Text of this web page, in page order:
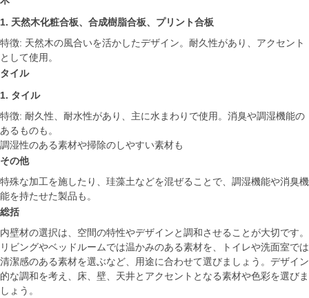
1. 天然木化粧合板、合成樹脂合板、プリント合板
特徴: 天然木の風合いを活かしたデザイン。耐久性があり、アクセント
として使用。
タイル
1. タイル
特徴: 耐久性、耐水性があり、主に水まわりで使用。消臭や調湿機能の
あるものも。
調湿性のある素材や掃除のしやすい素材も
その他
特殊な加工を施したり、珪藻土などを混ぜることで、調湿機能や消臭機
能を持たせた製品も。
総括
内壁材の選択は、空間の特性やデザインと調和させることが大切です。
リビングやベッドルームでは温かみのある素材を、トイレや洗面室では
清潔感のある素材を選ぶなど、用途に合わせて選びましょう。デザイン
的な調和を考え、床、壁、天井とアクセントとなる素材や色彩を選びま
しょう。